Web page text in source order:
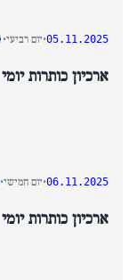
05.11.2025
•יום רביעי•
ארכיון כותרות יומי
06.11.2025
•יום חמישי•
ארכיון כותרות יומי